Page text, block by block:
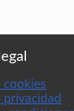
cookies
privacidad